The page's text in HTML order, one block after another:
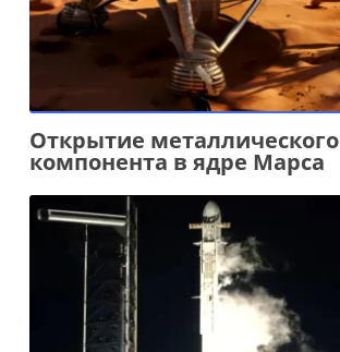
Открытие металлического
компонента в ядре Марса